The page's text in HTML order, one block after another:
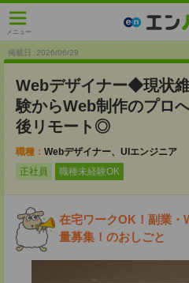
メニュー
掲載日 :2026/06/29
Webデザイナー◆現状
験からWeb制作のプロ
後リモート◎
職種： Webデザイナー、UIエンジニア
正社員
職種未経験OK
在宅ワークOK！副業・
量募集！のおしごと